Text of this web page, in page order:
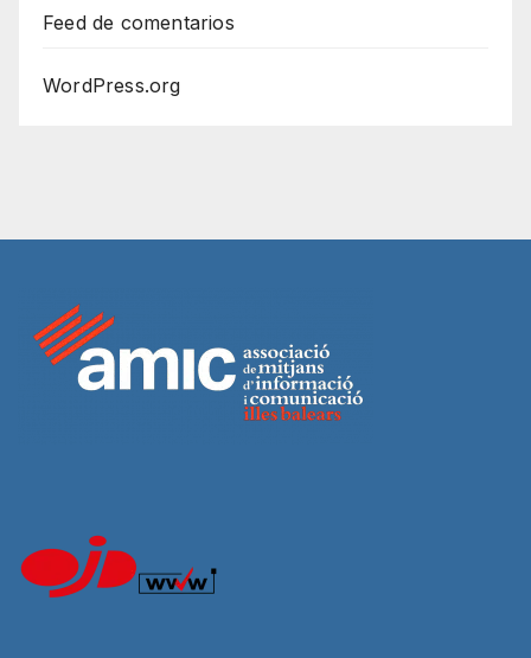
Feed de comentarios
WordPress.org